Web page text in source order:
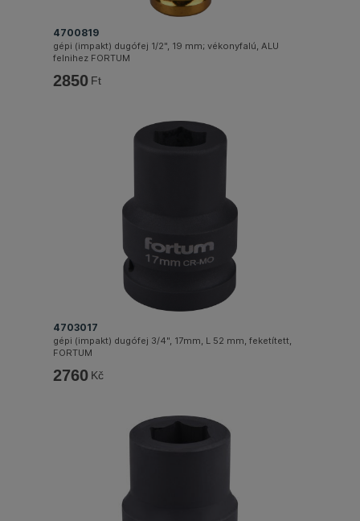
4700819
gépi (impakt) dugófej 1/2", 19 mm; vékonyfalú, ALU
felnihez FORTUM
2850 Ft
4703017
gépi (impakt) dugófej 3/4", 17mm, L 52 mm, feketített,
FORTUM
2760 Kč